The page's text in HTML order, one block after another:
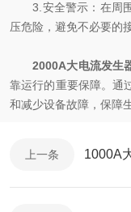
3.安全警示：在周围
压危险，避免不必要的
2000A大电流发生
靠运行的重要保障。通
和减少设备故障，保障
上一条